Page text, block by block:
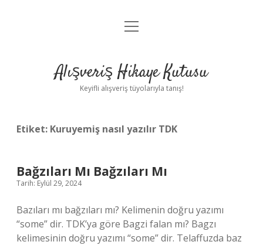
Anasayfa
Yasal Uyarı
menüyü
Alışveriş Hikaye Kutusu
Keyifli alışveriş tüyolarıyla tanış!
Etiket: Kuruyemiş nasıl yazılır TDK
Bağzıları Mı Bağzıları Mı
Tarih: Eylül 29, 2024
Bazıları mı bağzıları mı? Kelimenin doğru yazımı
“some” dir. TDK’ya göre Bagzi falan mı? Bagzı
kelimesinin doğru yazımı “some” dir. Telaffuzda baz